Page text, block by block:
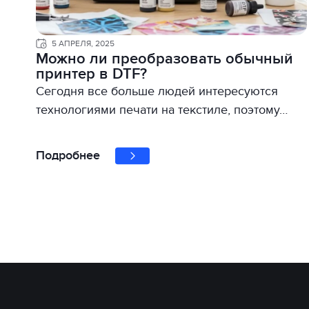
5 АПРЕЛЯ, 2025
Можно ли преобразовать обычный
принтер в DTF?
Сегодня все больше людей интересуются
технологиями печати на текстиле, поэтому…
Подробнее